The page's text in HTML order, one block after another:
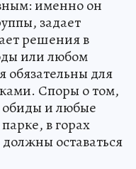
именно он
задает
решения в
или любом
обязательны для
Споры о том,
обиды и любые
в горах
оставаться